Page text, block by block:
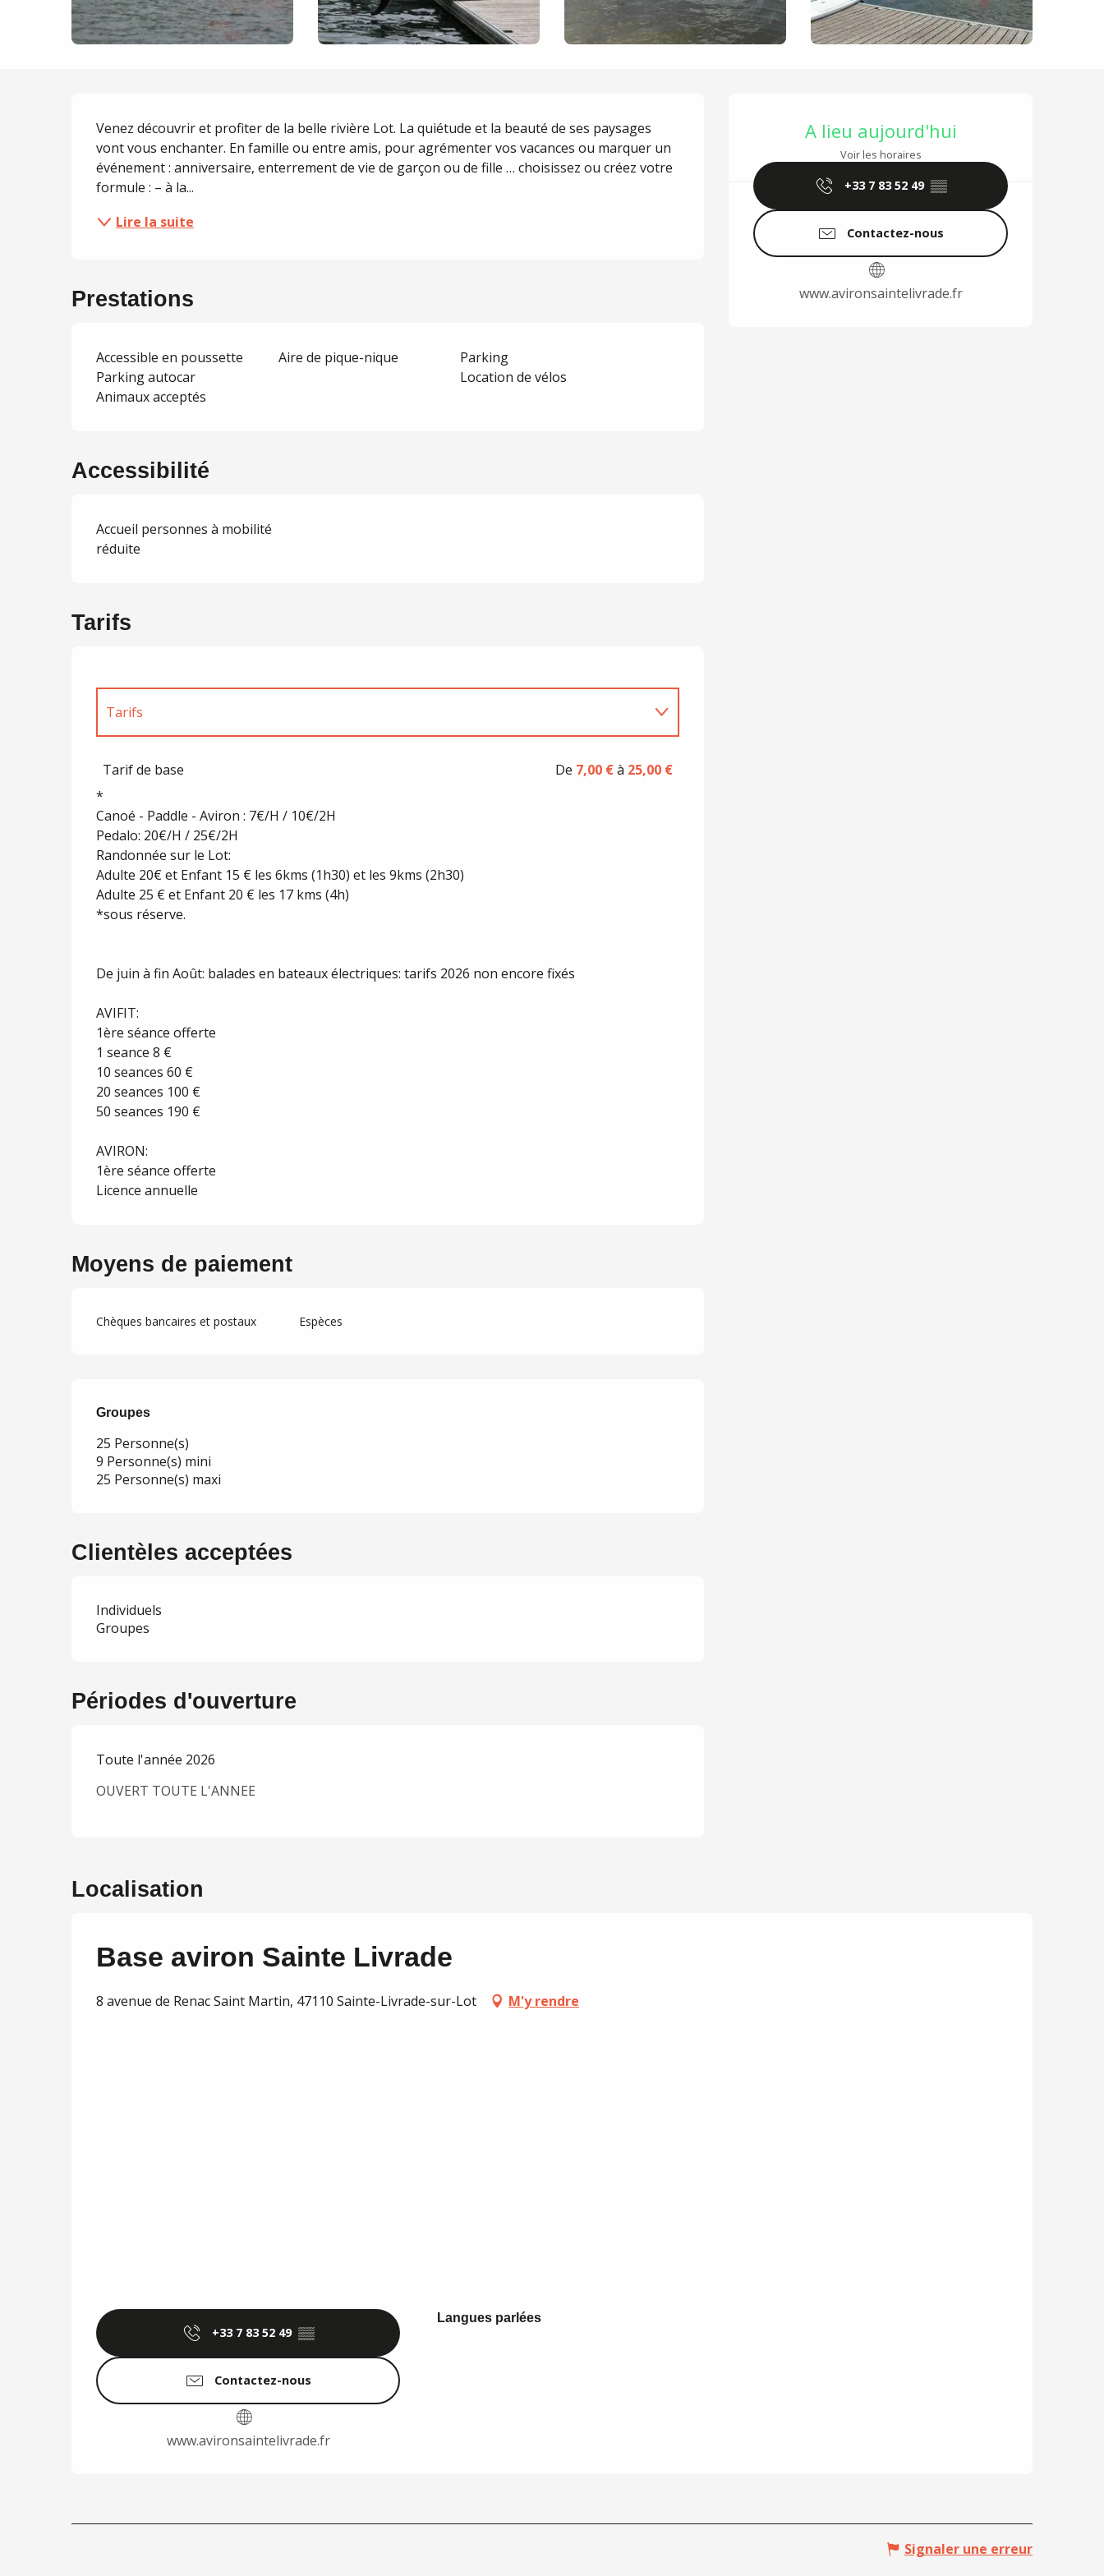
Ouverture et
A lieu aujourd'hui
Voir les horaires
+33 7 83 52 49 ▒▒
Contactez-nous
www.avironsaintelivrade.fr
Description
Venez découvrir et profiter de la belle rivière Lot. La quiétude et la beauté de ses paysages
vont vous enchanter. En famille ou entre amis, pour agrémenter vos vacances ou marquer un
événement : anniversaire, enterrement de vie de garçon ou de fille … choisissez ou créez votre
formule : – à la...
Lire la suite
Prestations
Accessible en poussette Aire de pique-nique
Parking
Parking autocar
Location de vélos
Animaux acceptés
Accessibilité
Accueil personnes à mobilité
réduite
Tarifs
Tarifs
Tarif de base De 7,00 €à 25,00 €
*
Canoé - Paddle - Aviron : 7€/H / 10€/2H
Pedalo: 20€/H / 25€/2H
Randonnée sur le Lot:
Adulte 20€ et Enfant 15 € les 6kms (1h30) et les 9kms (2h30)
Adulte 25 € et Enfant 20 € les 17 kms (4h)
*sous réserve.
De juin à fin Août: balades en bateaux électriques: tarifs 2026 non encore fixés
AVIFIT:
1ère séance offerte
1 seance 8 €
10 seances 60 €
20 seances 100 €
50 seances 190 €
AVIRON:
1ère séance offerte
Licence annuelle
Moyens de paiement
Chèques bancaires et postaux Espèces
Groupes
Groupes
25 Personne(s)
9 Personne(s) mini
25 Personne(s) maxi
Clientèles acceptées
Individuels
Groupes
Périodes d'ouverture
Toute l'année 2026
OUVERT TOUTE L'ANNEE
Localisation
Base aviron Sainte Livrade
8 avenue de Renac Saint Martin, 47110 Sainte-Livrade-sur-Lot M'y rendre
+33 7 83 52 49 ▒▒
Contactez-nous
www.avironsaintelivrade.fr
Langues parlées
Langues parlées
Signaler une erreur